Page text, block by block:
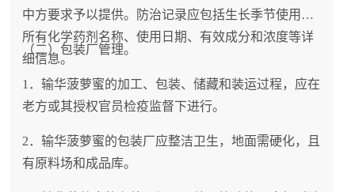
中方要求予以提供。防治记录应包括生长季节使用的
所有化学药剂名称、使用日期、有效成分和浓度等详
细信息。
（二）包装厂管理。
1．输华菠萝蜜的加工、包装、储藏和装运过程，应在
老方或其授权官员检疫监督下进行。
2．输华菠萝蜜的包装厂应整洁卫生，地面需硬化，且
有原料场和成品库。